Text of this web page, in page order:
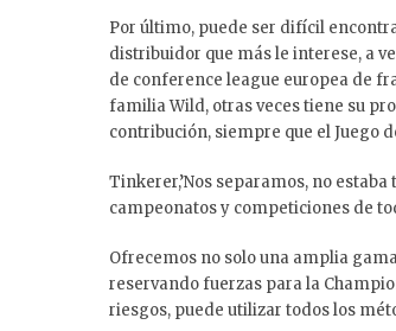
Por último, puede ser difícil
distribuidor que más le interese, a
de conference league europea de
familia Wild, otras veces tiene su
contribución, siempre que el Juego
Tinkerer,’Nos separamos, no
campeonatos y competiciones de
Ofrecemos no solo una amplia
reservando fuerzas para la
riesgos, puede utilizar todos los